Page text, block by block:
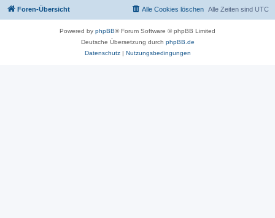
Foren-Übersicht Alle Zeiten sind UTC
Alle Cookies löschen
Powered by phpBB® Forum Software © phpBB Limited
Deutsche Übersetzung durch phpBB.de
Datenschutz| Nutzungsbedingungen